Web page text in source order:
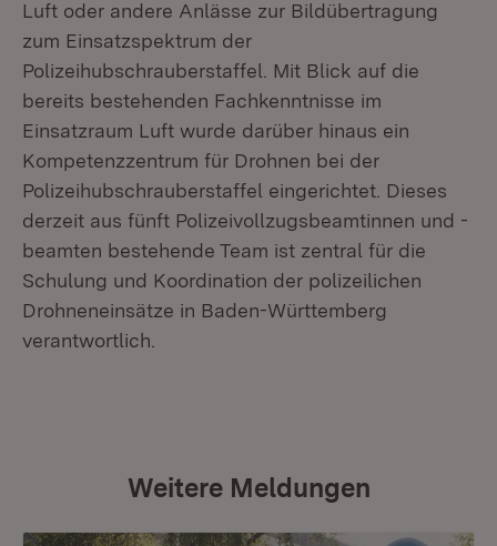
Luft oder andere Anlässe zur Bildübertragung
zum Einsatzspektrum der
Polizeihubschrauberstaffel. Mit Blick auf die
bereits bestehenden Fachkenntnisse im
Einsatzraum Luft wurde darüber hinaus ein
Kompetenzzentrum für Drohnen bei der
Polizeihubschrauberstaffel eingerichtet. Dieses
derzeit aus fünft Polizeivollzugsbeamtinnen und -
beamten bestehende Team ist zentral für die
Schulung und Koordination der polizeilichen
Drohneneinsätze in Baden-Württemberg
verantwortlich.
Weitere Meldungen